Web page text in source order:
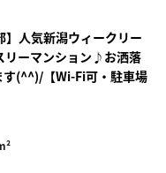
】人気新潟ウィークリー
リーマンション♪お洒落
す(^^)/【Wi-Fi可・駐車場